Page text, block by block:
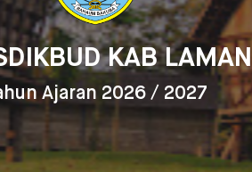
KAB
Ajaran 2026 / 2027